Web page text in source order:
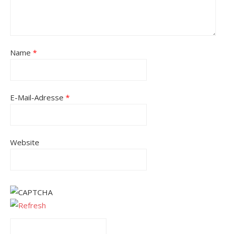
Name *
E-Mail-Adresse *
Website